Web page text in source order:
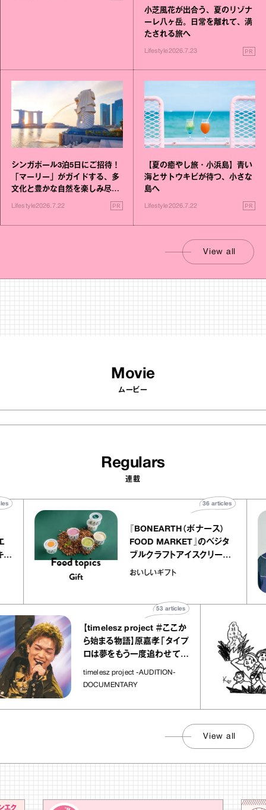
小芝風花が出合う、夏のリゾナ
ーレ八ヶ岳。日常を離れて、満
たされる旅へ
Lifestyle2026.7.23 PR
シンガポール3泊5日にご招待！
「マーリー」がガイドする、多
文化と豊かな自然を楽しみ尽く
Lifestyle2026.7.22 PR
【夏の癒やし旅・小浜島】青い
海とサトウキビが待つ、小さな
島へ
Lifestyle2026.7.22 PR
View all
Movie
ムービー
Regulars
連載
リエ
キャ
articles
『BONEARTH（ボナース）
FOOD MARKET』のベジタ
ブルクラフトアイスクリーム
｜真野知子の「おいしいギフ
おいしいギフト
36 articles
【timelesz project ＃ここか
ら始まる物語】原嘉孝「タイプ
ロは夢をもう一度追わせてく
れた場所」
timelesz project -AUDITION-
DOCUMENTARY
articles
View all